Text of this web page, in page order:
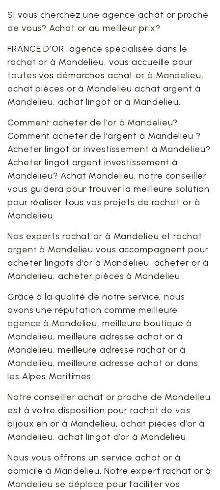
Si vous cherchez une agence achat or proche
de vous? Achat or au meilleur prix?
FRANCE D’OR, agence spécialisée dans le
rachat or à Mandelieu, vous accueille pour
toutes vos démarches achat or à Mandelieu,
achat pièces or à Mandelieu achat argent à
Mandelieu, achat lingot or à Mandelieu.
Comment acheter de l’or à Mandelieu?
Comment acheter de l’argent à Mandelieu ?
Acheter lingot or investissement à Mandelieu?
Acheter lingot argent investissement à
Mandelieu? Achat Mandelieu, notre conseiller
vous guidera pour trouver la meilleure solution
pour réaliser tous vos projets de rachat or à
Mandelieu.
Nos experts rachat or à Mandelieu et rachat
argent à Mandelieu vous accompagnent pour
acheter lingots d’or à Mandelieu, acheter or à
Mandelieu, acheter pièces à Mandelieu
Grâce à la qualité de notre service, nous
avons une réputation comme meilleure
agence à Mandelieu, meilleure boutique à
Mandelieu, meilleure adresse achat or à
Mandelieu, meilleure adresse rachat or à
Mandelieu, meilleure adresse achat or dans
les Alpes Maritimes.
Notre conseiller achat or proche de Mandelieu
est à votre disposition pour rachat de vos
bijoux en or à Mandelieu, achat pièces d’or à
Mandelieu, achat lingot d’or à Mandelieu
Nous vous offrons un service achat or à
domicile à Mandelieu. Notre expert rachat or à
Mandelieu se déplace pour faciliter vos